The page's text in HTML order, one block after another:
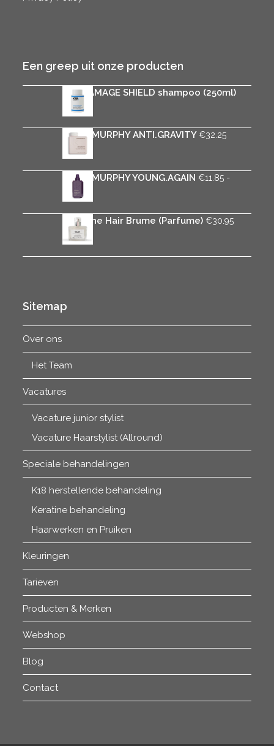
Een greep uit onze producten
K18 DAMAGE SHIELD shampoo (250ml)
36.00
KEVIN.MURPHY ANTI.GRAVITY €32.25
KEVIN.MURPHY YOUNG.AGAIN €11.85 -
42.95
€11.85
tot
Rica The Hair Brume (Parfume) €30.95
Sitemap
Over ons
Het Team
Vacatures
Vacature junior stylist
Vacature Haarstylist (Allround)
Speciale behandelingen
K18 herstellende behandeling
Keratine behandeling
Haarwerken en Pruiken
Kleuringen
Tarieven
Producten & Merken
Webshop
Blog
Contact